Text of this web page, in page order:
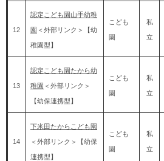
12
認定こども園山手幼稚
園 ＜外部リンク＞ 【幼
稚園型】
こども
園
私
立
13
認定こども園たから幼
稚園 ＜外部リンク＞
【幼保連携型】
こども
園
私
立
14
下米田たからこども園
＜外部リンク＞ 【幼保
連携型】
こども
園
私
立